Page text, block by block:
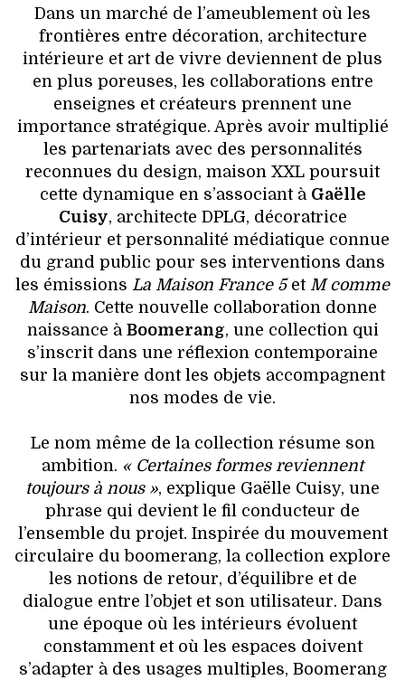
Dans un marché de l’ameublement où les
frontières entre décoration, architecture
intérieure et art de vivre deviennent de plus
en plus poreuses, les collaborations entre
enseignes et créateurs prennent une
importance stratégique. Après avoir multiplié
les partenariats avec des personnalités
reconnues du design, maison XXL poursuit
cette dynamique en s’associant à Gaëlle
Cuisy, architecte DPLG, décoratrice
d’intérieur et personnalité médiatique connue
du grand public pour ses interventions dans
les émissions La Maison France 5et M comme
Maison. Cette nouvelle collaboration donne
naissance à Boomerang, une collection qui
s’inscrit dans une réflexion contemporaine
sur la manière dont les objets accompagnent
nos modes de vie.
Le nom même de la collection résume son
ambition. « Certaines formes reviennent
toujours à nous », explique Gaëlle Cuisy, une
phrase qui devient le fil conducteur de
l’ensemble du projet. Inspirée du mouvement
circulaire du boomerang, la collection explore
les notions de retour, d’équilibre et de
dialogue entre l’objet et son utilisateur. Dans
une époque où les intérieurs évoluent
constamment et où les espaces doivent
s’adapter à des usages multiples, Boomerang